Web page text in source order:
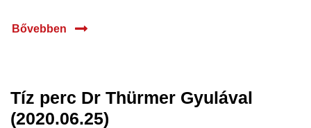
Bővebben
26 jún.
Tíz perc Dr Thürmer Gyulával
(2020.06.25)